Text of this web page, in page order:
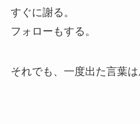
すぐに謝る。
フォローもする。
それでも、一度出た言葉は